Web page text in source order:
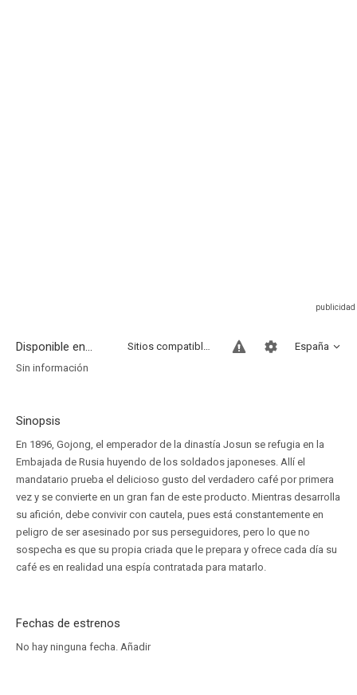
Disponible en... España
Sitios compatibles
Sin información
Sinopsis
En 1896, Gojong, el emperador de la dinastía Josun se refugia en la
Embajada de Rusia huyendo de los soldados japoneses. Allí el
mandatario prueba el delicioso gusto del verdadero café por primera
vez y se convierte en un gran fan de este producto. Mientras desarrolla
su afición, debe convivir con cautela, pues está constantemente en
peligro de ser asesinado por sus perseguidores, pero lo que no
sospecha es que su propia criada que le prepara y ofrece cada día su
café es en realidad una espía contratada para matarlo.
Fechas de estrenos
No hay ninguna fecha. Añadir